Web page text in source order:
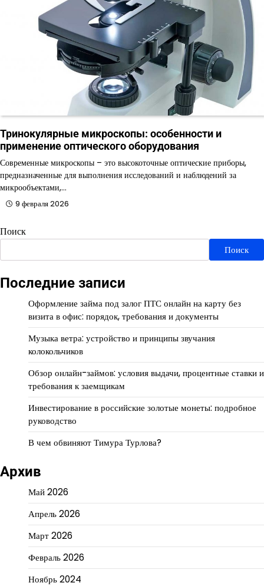
Тринокулярные микроскопы: особенности и
применение оптического оборудования
Современные микроскопы – это высокоточные оптические приборы,
предназначенные для выполнения исследований и наблюдений за
микрообъектами,…
9 февраля 2026
Поиск
Поиск
Последние записи
Оформление займа под залог ПТС онлайн на карту без
визита в офис: порядок, требования и документы
Музыка ветра: устройство и принципы звучания
колокольчиков
Обзор онлайн-займов: условия выдачи, процентные ставки и
требования к заемщикам
Инвестирование в российские золотые монеты: подробное
руководство
В чем обвиняют Тимура Турлова?
Архив
Май 2026
Апрель 2026
Март 2026
Февраль 2026
Ноябрь 2024